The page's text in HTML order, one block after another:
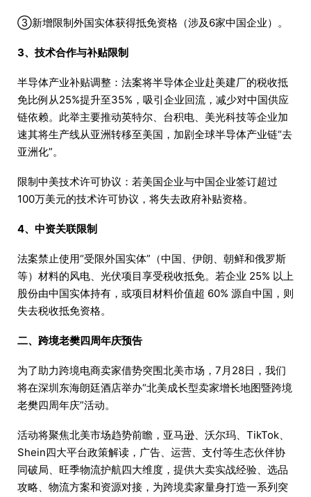
③新增限制外国实体获得抵免资格（涉及6家中国企业）。
3、技术合作与补贴限制
半导体产业补贴调整：法案将半导体企业赴美建厂的税收抵
免比例从25%提升至35%，吸引企业回流，减少对中国供应
链依赖。此举主要推动英特尔、台积电、美光科技等企业加
速其将生产线从亚洲转移至美国，加剧全球半导体产业链“去
亚洲化”。
限制中美技术许可协议：若美国企业与中国企业签订超过
100万美元的技术许可协议，将失去政府补贴资格。
4、中资关联限制
法案禁止使用“受限外国实体”（中国、伊朗、朝鲜和俄罗斯
等）材料的风电、光伏项目享受税收抵免。若企业 25% 以上
股份由中国实体持有，或项目材料价值超 60% 源自中国，则
失去税收抵免资格。
二、跨境老樊四周年庆预告
为了助力跨境电商卖家借势突围北美市场，7月28日，我们
将在深圳东海朗廷酒店举办“北美成长型卖家增长地图暨跨境
老樊四周年庆”活动。
活动将聚焦北美市场趋势前瞻，亚马逊、沃尔玛、TikTok、
Shein四大平台政策解读，广告、运营、支付等生态伙伴协
同破局、旺季物流护航四大维度，提供大卖实战经验、选品
攻略、物流方案和资源对接，为跨境卖家量身打造一系列突